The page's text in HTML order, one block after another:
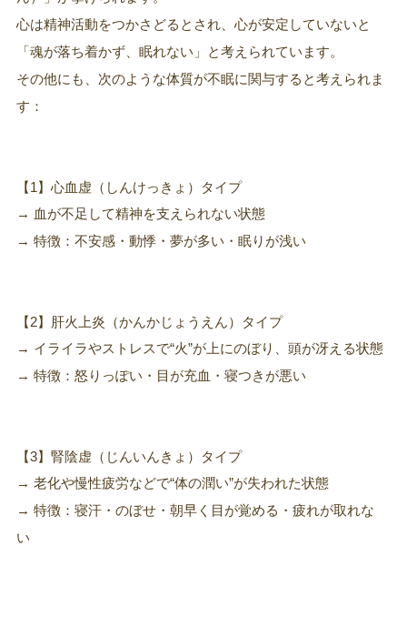
心は精神活動をつかさどるとされ、心が安定していないと
「魂が落ち着かず、眠れない」と考えられています。
その他にも、次のような体質が不眠に関与すると考えられま
す：
【1】心血虚（しんけっきょ）タイプ
→ 血が不足して精神を支えられない状態
→ 特徴：不安感・動悸・夢が多い・眠りが浅い
【2】肝火上炎（かんかじょうえん）タイプ
→ イライラやストレスで“火”が上にのぼり、頭が冴える状態
→ 特徴：怒りっぽい・目が充血・寝つきが悪い
【3】腎陰虚（じんいんきょ）タイプ
→ 老化や慢性疲労などで“体の潤い”が失われた状態
→ 特徴：寝汗・のぼせ・朝早く目が覚める・疲れが取れな
い